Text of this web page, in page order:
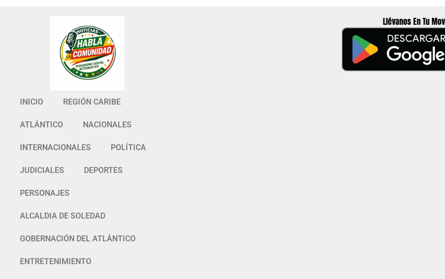
INICIO REGIÓN CARIBE
ATLÁNTICO NACIONALES
INTERNACIONALES POLÍTICA
JUDICIALES DEPORTES
PERSONAJES
ALCALDIA DE SOLEDAD
GOBERNACIÓN DEL ATLÁNTICO
ENTRETENIMIENTO
Llévanos En Tu